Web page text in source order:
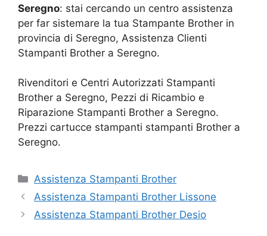
Seregno: stai cercando un centro assistenza
per far sistemare la tua Stampante Brother in
provincia di Seregno, Assistenza Clienti
Stampanti Brother a Seregno.
Rivenditori e Centri Autorizzati Stampanti
Brother a Seregno, Pezzi di Ricambio e
Riparazione Stampanti Brother a Seregno.
Prezzi cartucce stampanti stampanti Brother a
Seregno.
Categorie
Assistenza Stampanti Brother
Assistenza Stampanti Brother Lissone
Assistenza Stampanti Brother Desio